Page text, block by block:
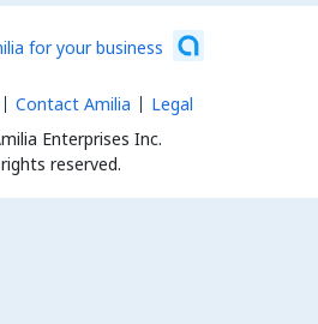
for your business
Enterprises Inc.
reserved.
Contact Amilia Legal